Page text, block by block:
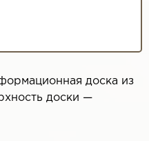
доска из
доски —